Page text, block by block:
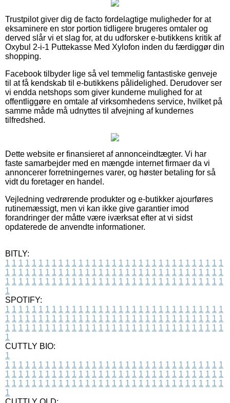
Trustpilot giver dig de facto fordelagtige muligheder for at
eksaminere en stor portion tidligere brugeres omtaler og
derved slår vi et slag for, at du udforsker e-butikkens kritik af
Oxybul 2-i-1 Puttekasse Med Xylofon inden du færdiggør din
shopping.
Facebook tilbyder lige så vel temmelig fantastiske genveje
til at få kendskab til e-butikkens pålidelighed. Derudover ser
vi endda netshops som giver kunderne mulighed for at
offentliggøre en omtale af virksomhedens service, hvilket på
samme måde må udnyttes til afvejning af kundernes
tilfredshed.
Dette website er finansieret af annonceindtægter. Vi har
faste samarbejder med en mængde internet firmaer da vi
annoncerer forretningernes varer, og høster betaling for så
vidt du foretager en handel.
Vejledning vedrørende produkter og e-butikker ajourføres
rutinemæssigt, men vi kan ikke give garantier imod
forandringer der måtte være iværksat efter at vi sidst
opdaterede de anvendte informationer.
BITLY:
1 1 1 1 1 1 1 1 1 1 1 1 1 1 1 1 1 1 1 1 1 1 1 1 1 1 1 1 1 1 1 1 1
1 1 1 1 1 1 1 1 1 1 1 1 1 1 1 1 1 1 1 1 1 1 1 1 1 1 1 1 1 1 1 1 1
1 1 1 1 1 1 1 1 1 1 1 1 1 1 1 1 1 1 1 1 1 1 1 1 1 1 1 1 1 1 1 1 1
1
SPOTIFY:
1 1 1 1 1 1 1 1 1 1 1 1 1 1 1 1 1 1 1 1 1 1 1 1 1 1 1 1 1 1 1 1 1
1 1 1 1 1 1 1 1 1 1 1 1 1 1 1 1 1 1 1 1 1 1 1 1 1 1 1 1 1 1 1 1 1
1 1 1 1 1 1 1 1 1 1 1 1 1 1 1 1 1 1 1 1 1 1 1 1 1 1 1 1 1 1 1 1 1
1
CUTTLY BIO:
1
1 1 1 1 1 1 1 1 1 1 1 1 1 1 1 1 1 1 1 1 1 1 1 1 1 1 1 1 1 1 1 1 1
1 1 1 1 1 1 1 1 1 1 1 1 1 1 1 1 1 1 1 1 1 1 1 1 1 1 1 1 1 1 1 1 1
1 1 1 1 1 1 1 1 1 1 1 1 1 1 1 1 1 1 1 1 1 1 1 1 1 1 1 1 1 1 1 1 1
1